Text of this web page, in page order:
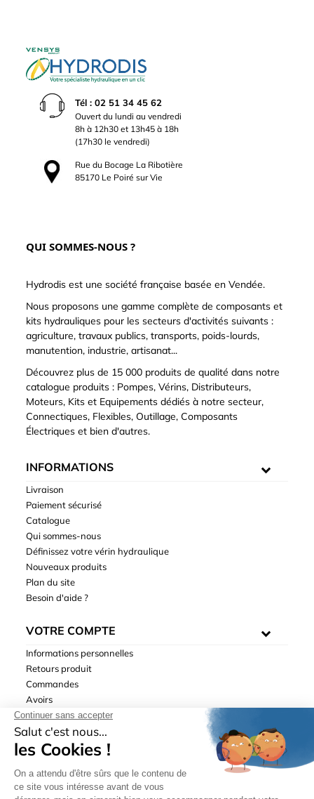
Tél : 02 51 34 45 62
Ouvert du lundi au vendredi
8h à 12h30 et 13h45 à 18h
(17h30 le vendredi)
Rue du Bocage La Ribotière
85170 Le Poiré sur Vie
QUI SOMMES-NOUS ?
Hydrodis est une société française basée en Vendée.
Nous proposons une gamme complète de composants et
kits hydrauliques pour les secteurs d'activités suivants :
agriculture, travaux publics, transports, poids-lourds,
manutention, industrie, artisanat...
Découvrez plus de 15 000 produits de qualité dans notre
catalogue produits : Pompes, Vérins, Distributeurs,
Moteurs, Kits et Equipements dédiés à notre secteur,
Connectiques, Flexibles, Outillage, Composants
Électriques et bien d'autres.
INFORMATIONS
Livraison
Paiement sécurisé
Catalogue
Qui sommes-nous
Définissez votre vérin hydraulique
Nouveaux produits
Plan du site
Besoin d'aide ?
VOTRE COMPTE
Informations personnelles
Retours produit
Commandes
Avoirs
Adresses
Bons de réduction